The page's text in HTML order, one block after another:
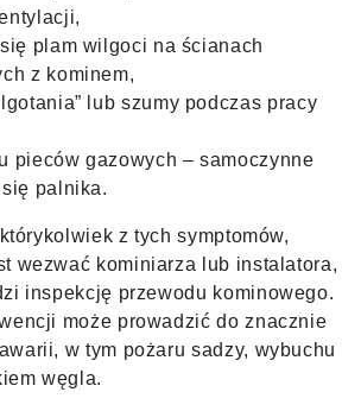
plam wilgoci na ścianach
z kominem,
lub szumy podczas pracy
pieców gazowych – samoczynne
palnika.
z tych symptomów,
wezwać kominiarza lub instalatora,
inspekcję przewodu kominowego.
może prowadzić do znacznie
w tym pożaru sadzy, wybuchu
węgla.